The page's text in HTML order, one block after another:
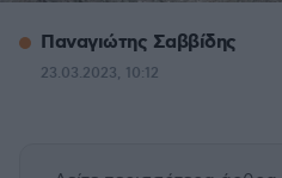
Παναγιώτης Σαββίδης
23.03.2023, 10:12